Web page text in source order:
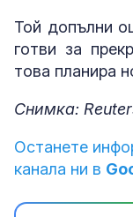
Той допълни
готви за
това планира
Снимка:
Останете
канала ни в